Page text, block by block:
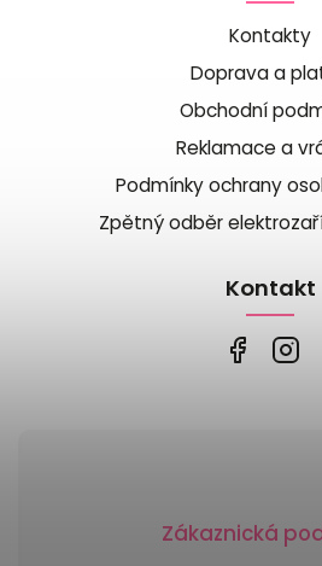
Zákaznická
Kontakty
Doprava a
Obchodní
Reklamace a
Podmínky ochrany
Zpětný odběr
Kontakt